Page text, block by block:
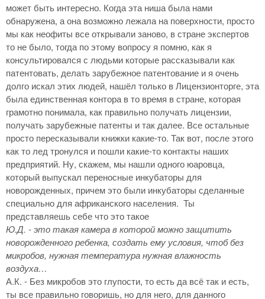
может быть интересно. Когда эта ниша была нами
обнаружена, а она возможно лежала на поверхности, просто
мы как неофиты все открывали заново, в стране экспертов
то не было, тогда по этому вопросу я помню, как я
консультировался с людьми которые рассказывали как
патентовать, делать зарубежное патентование и я очень
долго искал этих людей, нашёл только в Лицензионторге, эта
была единственная контора в то время в стране, которая
грамотно понимала, как правильно получать лицензии,
получать зарубежные патенты и так далее. Все остальные
просто пересказывали книжки какие-то. Так вот, после этого
как то лед тронулся и пошли какие-то контакты наших
предприятий. Ну, скажем, мы нашли одного юаровца,
который выпускал переносные инкубаторы для
новорожденных, причем это были инкубаторы сделанные
специально для африканского населения. Ты
представляешь себе что это такое
Ю.Д. - это такая камера в которой можно защитить
новорожденного ребенка, создать ему условия, чтоб без
микробов, нужная температура нужная влажность
воздуха…
А.К. - Без микробов это глупости, то есть да всё так и есть,
ты все правильно говоришь, но для него, для данного